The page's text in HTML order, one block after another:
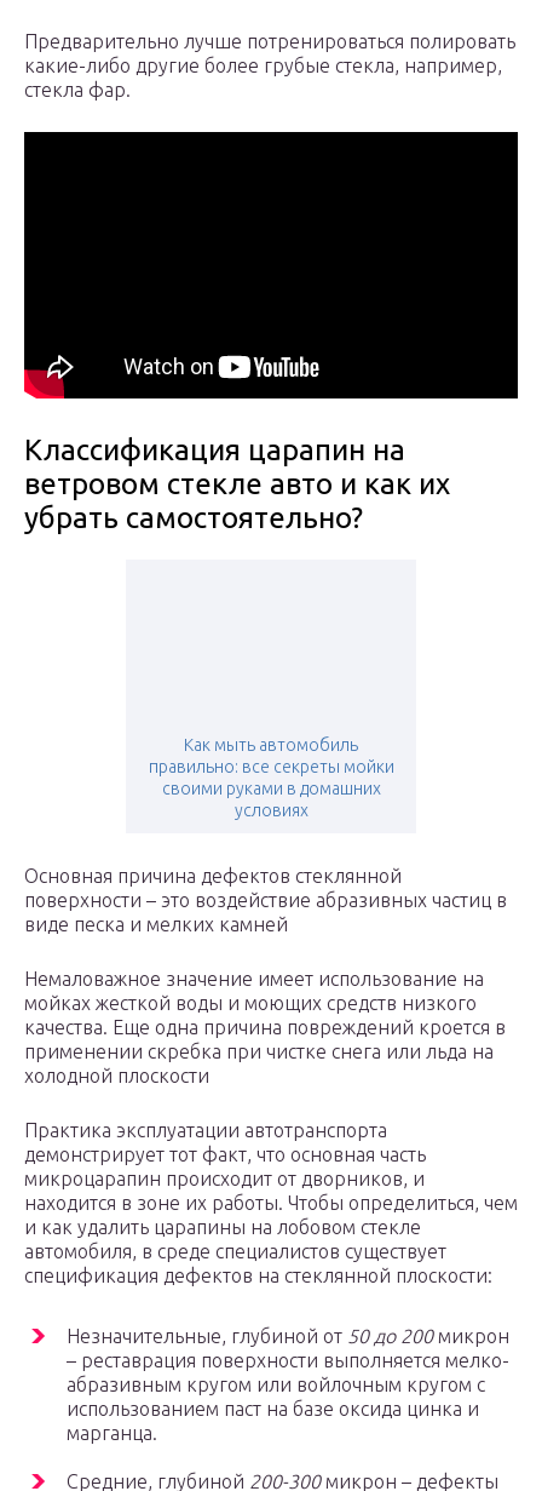
Предварительно лучше потренироваться полировать
какие-либо другие более грубые стекла, например,
стекла фар.
Классификация царапин на
ветровом стекле авто и как их
убрать самостоятельно?
Как мыть автомобиль
правильно: все секреты мойки
своими руками в домашних
условиях
Основная причина дефектов стеклянной
поверхности – это воздействие абразивных частиц в
виде песка и мелких камней
Немаловажное значение имеет использование на
мойках жесткой воды и моющих средств низкого
качества. Еще одна причина повреждений кроется в
применении скребка при чистке снега или льда на
холодной плоскости
Практика эксплуатации автотранспорта
демонстрирует тот факт, что основная часть
микроцарапин происходит от дворников, и
находится в зоне их работы. Чтобы определиться, чем
и как удалить царапины на лобовом стекле
автомобиля, в среде специалистов существует
спецификация дефектов на стеклянной плоскости:
Незначительные, глубиной от 50 до 200микрон
– реставрация поверхности выполняется мелко-
абразивным кругом или войлочным кругом с
использованием паст на базе оксида цинка и
марганца.
Средние, глубиной 200-300микрон – дефекты